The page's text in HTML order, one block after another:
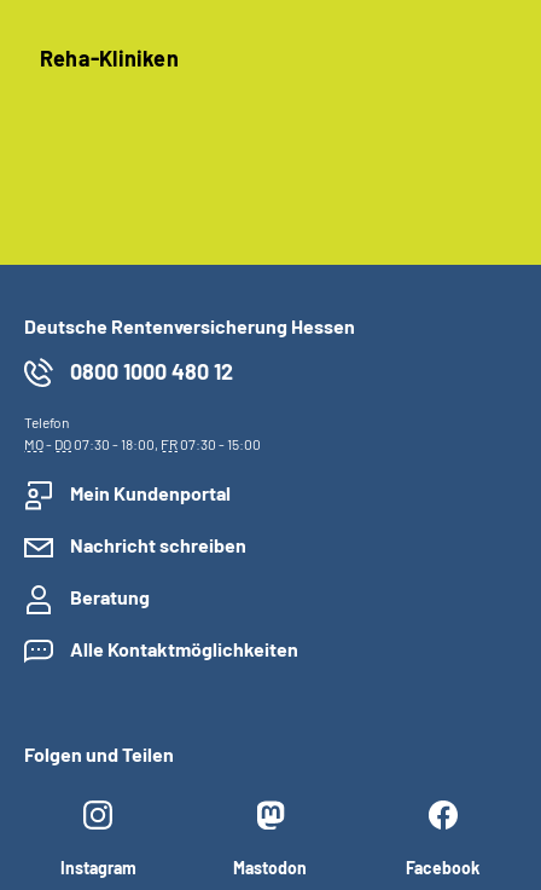
Reha-Kliniken
Deutsche Rentenversicherung Hessen
0800 1000 480 12
Telefon
MO- DO07:30 - 18:00, FR07:30 - 15:00
Mein Kundenportal
Nachricht schreiben
Beratung
Alle Kontaktmöglichkeiten
Folgen und Teilen
Instagram Mastodon Facebook